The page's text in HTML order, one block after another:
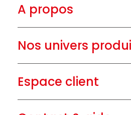
A propos
Nos univers
Espace client